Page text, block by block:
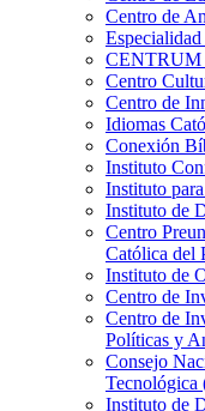
Centro de
CENTRUM
Centro
Centro de
Idiomas
Conexión
Instituto
Instituto
Instituto de
Centro
Católica del
Instituto de
Centro de
Centro de
Políticas y
Consejo
Instituto de